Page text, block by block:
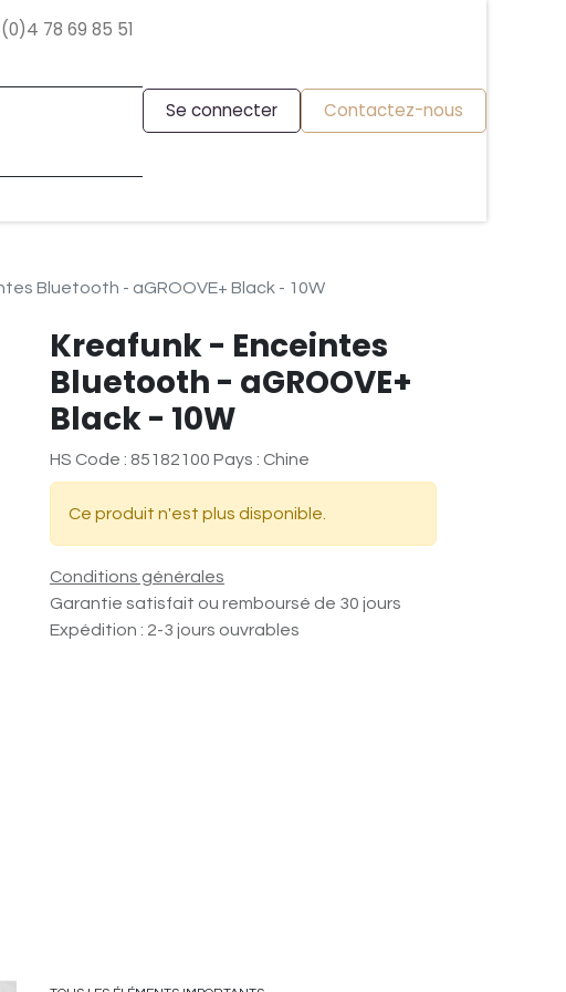
78 69 85 51
Se connecter Contactez-nous
Bluetooth - aGROOVE+ Black - 10W
Kreafunk - Enceintes
Bluetooth - aGROOVE+
Black - 10W
HS Code : 85182100 Pays : Chine
Ce produit n'est plus disponible.
Conditions générales
Garantie satisfait ou remboursé de 30 jours
Expédition : 2-3 jours ouvrables